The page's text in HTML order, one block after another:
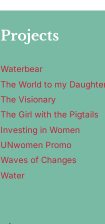
Projects
Waterbear
The World to my
The Visionary
The Girl with the Pigtails
Investing in Women
UNwomen Promo
Waves of Changes
Water